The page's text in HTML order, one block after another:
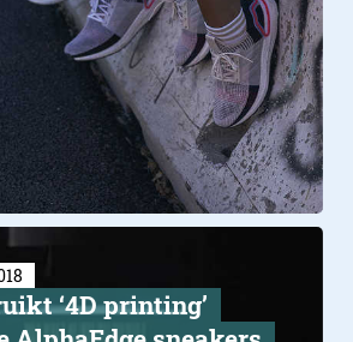
‘4D printing’